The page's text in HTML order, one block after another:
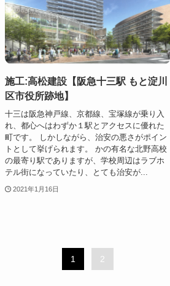
施工:高松建設【阪急十三駅 もと淀川
区市役所跡地】
十三は阪急神戸線、京都線、宝塚線が乗り入
れ、都心へはわずか１駅とアクセスに優れた
町です。 しかしながら、治安の悪さがポイン
トとして挙げられます。 かの有名な北野高校
の最寄り駅でありますが、学校周辺はラブホ
テル街になっていたり、とても治安が...
2021年1月16日
1 2